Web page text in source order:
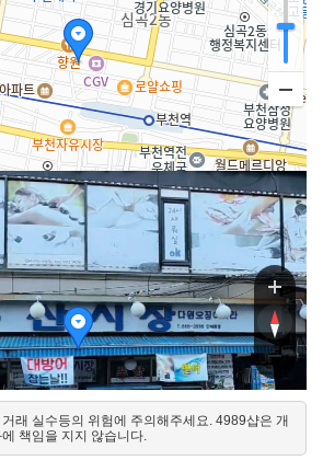
번길
번길
래 실수등의 위험에 주의해주세요. 4989샵은 개
책임을 지지 않습니다.